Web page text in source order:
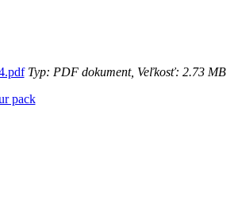
Typ: PDF dokument, Veľkosť: 2.73 MB